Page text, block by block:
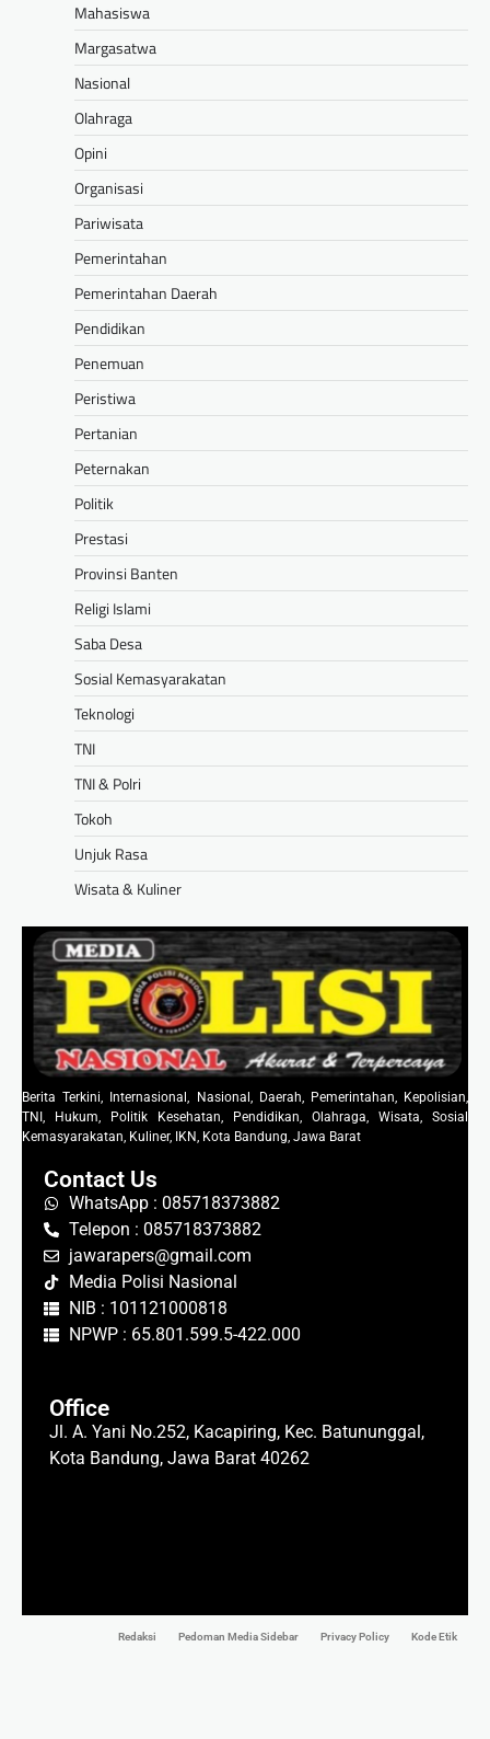
Mahasiswa
Margasatwa
Nasional
Olahraga
Opini
Organisasi
Pariwisata
Pemerintahan
Pemerintahan Daerah
Pendidikan
Penemuan
Peristiwa
Pertanian
Peternakan
Politik
Prestasi
Provinsi Banten
Religi Islami
Saba Desa
Sosial Kemasyarakatan
Teknologi
TNI
TNI & Polri
Tokoh
Unjuk Rasa
Wisata & Kuliner
Berita Terkini, Internasional, Nasional, Daerah, Pemerintahan, Kepolisian,
TNI, Hukum, Politik Kesehatan, Pendidikan, Olahraga, Wisata, Sosial
Kemasyarakatan, Kuliner, IKN, Kota Bandung, Jawa Barat
Contact Us
WhatsApp : 085718373882
Telepon : 085718373882
jawarapers@gmail.com
Media Polisi Nasional
NIB : 101121000818
NPWP : 65.801.599.5-422.000
Office
Jl. A. Yani No.252, Kacapiring, Kec. Batununggal,
Kota Bandung, Jawa Barat 40262
Redaksi Pedoman Media Sidebar Privacy Policy Kode Etik